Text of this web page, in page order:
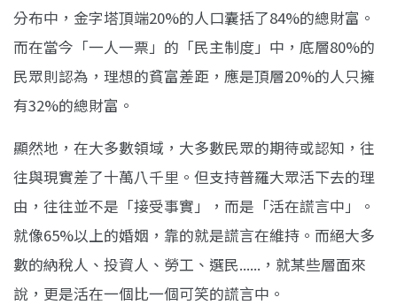
分布中，金字塔頂端20%的人口囊括了84%的總財富。
而在當今「一人一票」的「民主制度」中，底層80%的
民眾則認為，理想的貧富差距，應是頂層20%的人只擁
有32%的總財富。
顯然地，在大多數領域，大多數民眾的期待或認知，往
往與現實差了十萬八千里。但支持普羅大眾活下去的理
由，往往並不是「接受事實」，而是「活在謊言中」。
就像65%以上的婚姻，靠的就是謊言在維持。而絕大多
數的納稅人、投資人、勞工、選民......，就某些層面來
說，更是活在一個比一個可笑的謊言中。